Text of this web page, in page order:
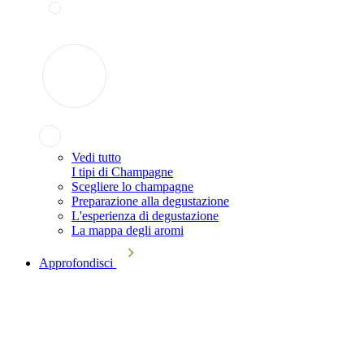
Vedi tutto
I tipi di Champagne
Scegliere lo champagne
Preparazione alla degustazione
L'esperienza di degustazione
La mappa degli aromi
Approfondisci